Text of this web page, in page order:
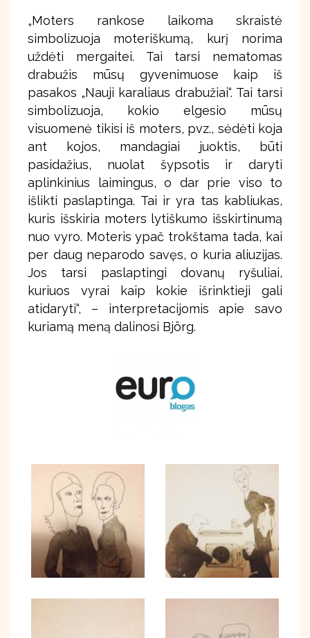
„Moters rankose laikoma skraistė
simbolizuoja moteriškumą, kurį norima
uždėti mergaitei. Tai tarsi nematomas
drabužis mūsų gyvenimuose kaip iš
pasakos „Nauji karaliaus drabužiai“. Tai tarsi
simbolizuoja, kokio elgesio mūsų
visuomenė tikisi iš moters, pvz., sėdėti koja
ant kojos, mandagiai juoktis, būti
pasidažius, nuolat šypsotis ir daryti
aplinkinius laimingus, o dar prie viso to
išlikti paslaptinga. Tai ir yra tas kabliukas,
kuris išskiria moters lytiškumo išskirtinumą
nuo vyro. Moteris ypač trokštama tada, kai
per daug neparodo savęs, o kuria aliuzijas.
Jos tarsi paslaptingi dovanų ryšuliai,
kuriuos vyrai kaip kokie išrinktieji gali
atidaryti“, – interpretacijomis apie savo
kuriamą meną dalinosi Björg.